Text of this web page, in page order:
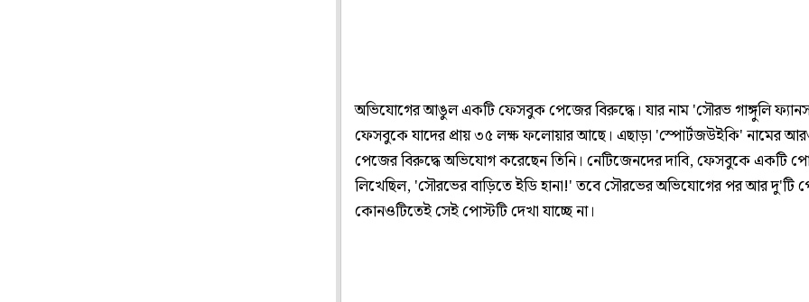
অভিযোগের আঙুল একটি ফেসবুক পেজের বিরুদ্ধে। যার নাম 'সৌরভ গাঙ্গুলি
ফেসবুকে যাদের প্রায় ৩৫ লক্ষ ফলোয়ার আছে। এছাড়া 'স্পোর্টজউইকি' নামের
পেজের বিরুদ্ধে অভিযোগ করেছেন তিনি। নেটিজেনদের দাবি, ফেসবুকে একটি
লিখেছিল, 'সৌরভের বাড়িতে ইডি হানা!' তবে সৌরভের অভিযোগের পর আর দু'টি
কোনওটিতেই সেই পোস্টটি দেখা যাচ্ছে না।